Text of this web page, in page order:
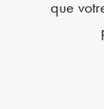
que